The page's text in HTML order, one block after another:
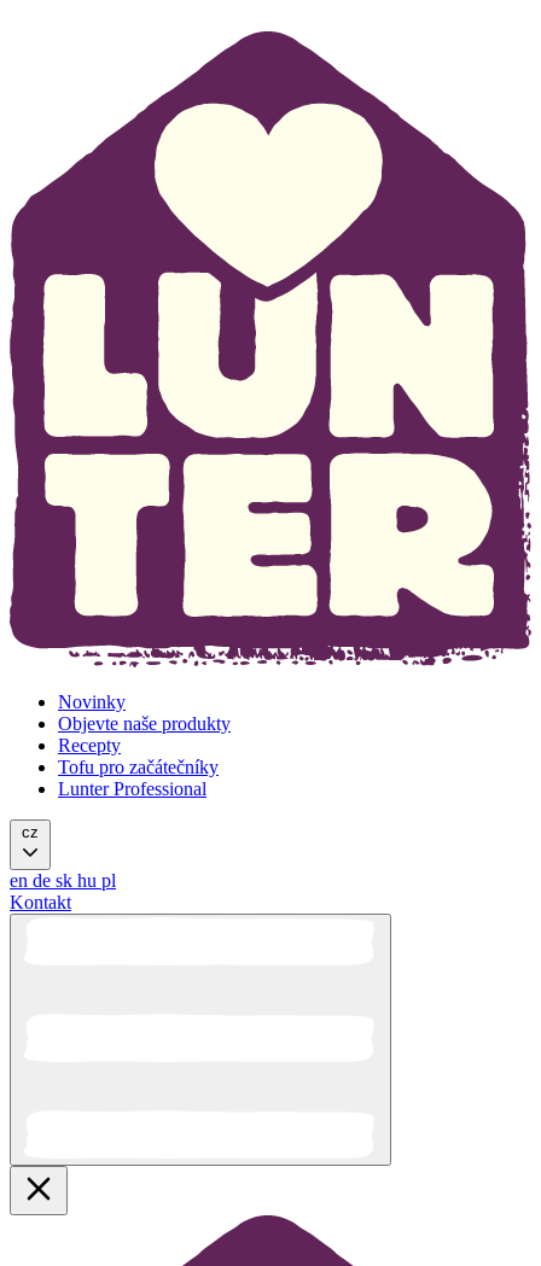
Novinky
Objevte naše produkty
Recepty
Tofu pro začátečníky
Lunter Professional
cz
en de sk hu pl
Kontakt